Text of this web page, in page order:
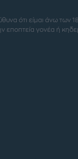
ότι είμαι άνω των
εποπτεία γονέα ή